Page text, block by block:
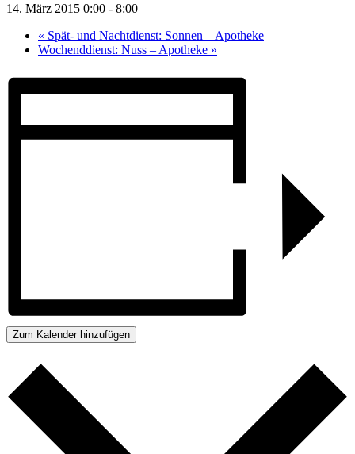
14. März 2015 0:00 - 8:00
« Spät- und Nachtdienst: Sonnen – Apotheke
Wochenddienst: Nuss – Apotheke »
Zum Kalender hinzufügen